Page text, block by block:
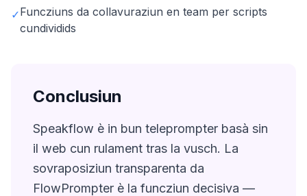
✓Funcziuns da collavuraziun en team per scripts
cundividids
Conclusiun
Speakflow è in bun teleprompter basà sin
il web cun rulament tras la vusch. La
sovraposiziun transparenta da
FlowPrompter è la funcziun decisiva —